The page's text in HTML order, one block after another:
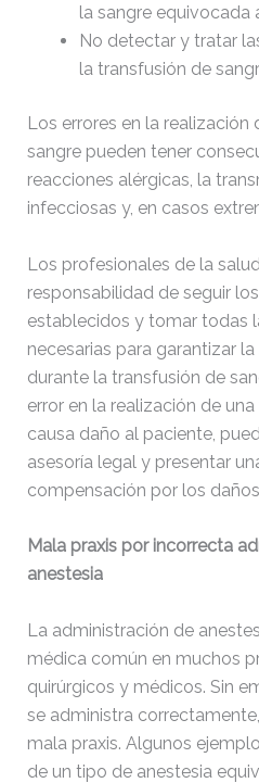
la sangre equivocada
No detectar y tratar
la transfusión de
Los errores en la realización
sangre pueden tener
reacciones alérgicas, la
infecciosas y, en casos
Los profesionales de la
responsabilidad de seguir
establecidos y tomar todas
necesarias para garantizar
durante la transfusión de
error en la realización de
causa daño al paciente,
asesoría legal y presentar
compensación por los
Mala praxis por incorrecta
anestesia
La administración de
médica común en muchos
quirúrgicos y médicos. Sin
se administra
mala praxis. Algunos
de un tipo de anestesia